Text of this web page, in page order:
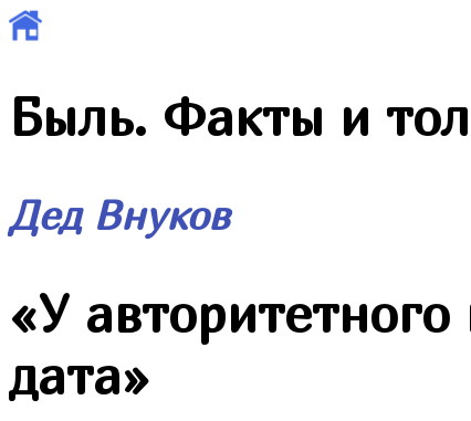
Быль. Факты и
Дед Внуков
«У
дата»